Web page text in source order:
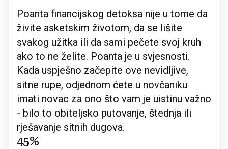
Poanta financijskog detoksa nije u tome da
živite asketskim životom, da se lišite
svakog užitka ili da sami pečete svoj kruh
ako to ne želite. Poanta je u svjesnosti.
Kada uspješno začepite ove nevidljive,
sitne rupe, odjednom ćete u novčaniku
imati novac za ono što vam je uistinu važno
- bilo to obiteljsko putovanje, štednja ili
rješavanje sitnih dugova.
45%